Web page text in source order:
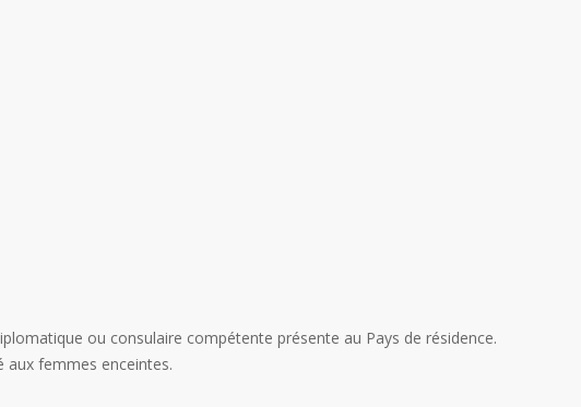
ou consulaire compétente présente au Pays de résidence.
aux femmes enceintes.